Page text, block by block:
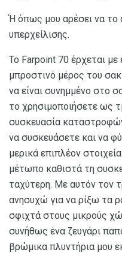
Ή όπως μου αρέσει να το
υπερχείλισης.
Το Farpoint 70 έρχεται
μπροστινό μέρος του
να είναι συνημμένο στο
το χρησιμοποιήσετε ως
συσκευασία
να συσκευάσετε και να
μερικά επιπλέον
μέτωπο καθιστά τη
ταχύτερη. Με αυτόν τον
ανησυχώ για να ρίξω τα
σφιχτά στους μικρούς
συνήθως ένα ζευγάρι
βρώμικα πλυντήρια μου